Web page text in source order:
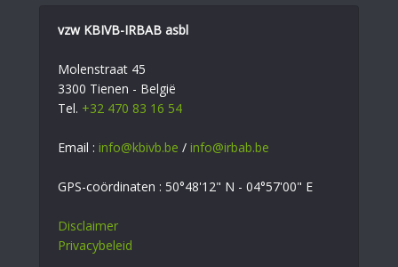
vzw KBIVB-IRBAB asbl
Molenstraat 45
3300 Tienen - België
Tel. +32 470 83 16 54
Email : info@kbivb.be / info@irbab.be
GPS-coördinaten : 50°48'12" N - 04°57'00" E
Disclaimer
Privacybeleid